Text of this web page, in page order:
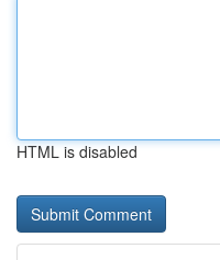
HTML is disabled